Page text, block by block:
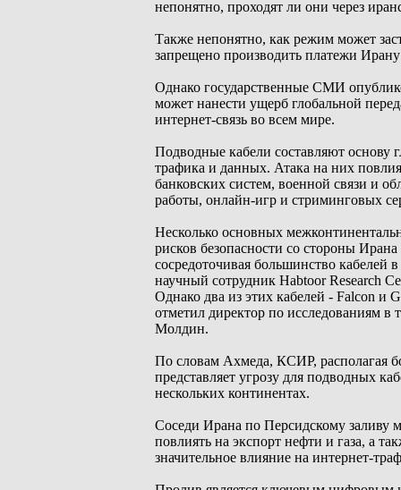
непонятно, проходят ли они через
Также непонятно, как режим может
запрещено производить платежи
Однако государственные СМИ
может нанести ущерб глобальной
интернет-связь во всем мире.
Подводные кабели составляют основу
трафика и данных. Атака на них
банковских систем, военной связи и
работы, онлайн-игр и стриминговых
Несколько основных
рисков безопасности со стороны
сосредоточивая большинство кабелей
научный сотрудник Habtoor Research
Однако два из этих кабелей - Falcon и
отметил директор по исследованиям
Молдин.
По словам Ахмеда, КСИР, располагая
представляет угрозу для подводных
нескольких континентах.
Соседи Ирана по Персидскому заливу
повлиять на экспорт нефти и газа, а
значительное влияние на интернет-